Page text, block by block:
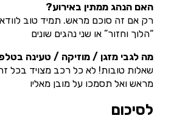
האם הנהג ממתין באירוע?
רק אם זה סוכם מראש. תמיד טוב
“הלוך וחזור” או שני נהגים שונים
מה לגבי מזגן / מוזיקה / טעינה
שאלות טובות! לא כל רכב מצויד בכל
מראש ואל תסמכו על מובן מאליו
לסיכום